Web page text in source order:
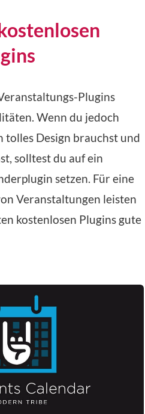
Plugins
Wenn du jedoch
tolles Design brauchst und
solltest du auf ein
setzen. Für eine
Veranstaltungen leisten
kostenlosen Plugins gute